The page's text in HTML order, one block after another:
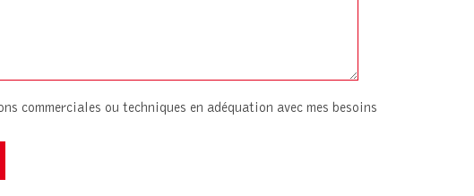
commerciales ou techniques en adéquation avec mes besoins